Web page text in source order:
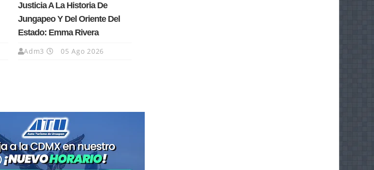
Justicia A La Historia De
Jungapeo Y Del Oriente Del
Estado: Emma Rivera
Adm3 05 Ago 2026